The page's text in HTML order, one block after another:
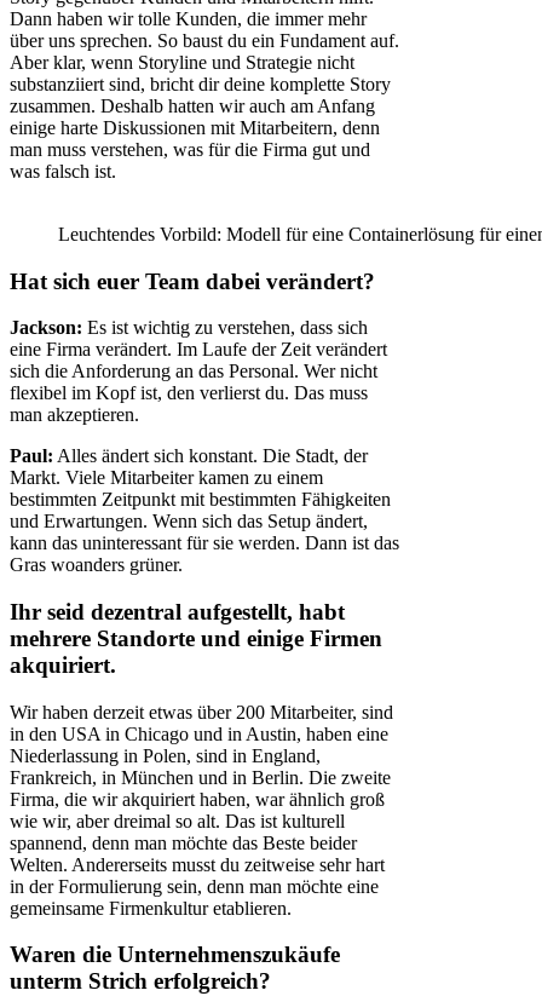
Dann haben wir tolle Kunden, die immer mehr
über uns sprechen. So baust du ein Fundament auf.
Aber klar, wenn Storyline und Strategie nicht
substanziiert sind, bricht dir deine komplette Story
zusammen. Deshalb hatten wir auch am Anfang
einige harte Diskussionen mit Mitarbeitern, denn
man muss verstehen, was für die Firma gut und
was falsch ist.
Leuchtendes Vorbild: Modell für eine Containerlösung für
Hat sich euer Team dabei verändert?
Jackson: Es ist wichtig zu verstehen, dass sich
eine Firma verändert. Im Laufe der Zeit verändert
sich die Anforderung an das Personal. Wer nicht
flexibel im Kopf ist, den verlierst du. Das muss
man akzeptieren.
Paul: Alles ändert sich konstant. Die Stadt, der
Markt. Viele Mitarbeiter kamen zu einem
bestimmten Zeitpunkt mit bestimmten Fähigkeiten
und Erwartungen. Wenn sich das Setup ändert,
kann das uninteressant für sie werden. Dann ist das
Gras woanders grüner.
Ihr seid dezentral aufgestellt, habt
mehrere Standorte und einige Firmen
akquiriert.
Wir haben derzeit etwas über 200 Mitarbeiter, sind
in den USA in Chicago und in Austin, haben eine
Niederlassung in Polen, sind in England,
Frankreich, in München und in Berlin. Die zweite
Firma, die wir akquiriert haben, war ähnlich groß
wie wir, aber dreimal so alt. Das ist kulturell
spannend, denn man möchte das Beste beider
Welten. Andererseits musst du zeitweise sehr hart
in der Formulierung sein, denn man möchte eine
gemeinsame Firmenkultur etablieren.
Waren die Unternehmenszukäufe
unterm Strich erfolgreich?